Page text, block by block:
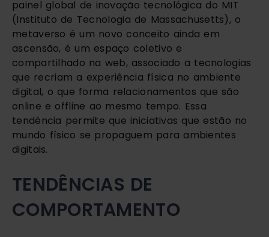
painel global de inovação tecnológica do MIT
(Instituto de Tecnologia de Massachusetts), o
metaverso é um novo conceito ainda em
ascensão, é um espaço coletivo e
compartilhado na web, associado a tecnologias
que recriam a experiência física no ambiente
digital, o que forma relacionamentos que são
online e offline ao mesmo tempo. Essa
tendência permite que iniciativas que estão no
mundo físico se propaguem para ambientes
digitais.
TENDÊNCIAS DE
COMPORTAMENTO